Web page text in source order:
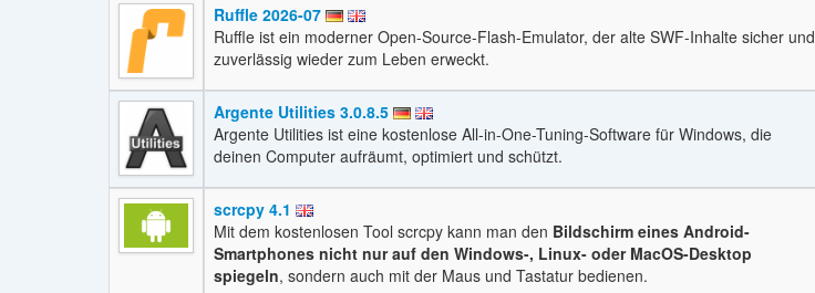
Ruffle 2026-07
Ruffle ist ein moderner Open-Source-Flash-Emulator, der alte SWF-Inhalte sicher und
zuverlässig wieder zum Leben erweckt.
Argente Utilities 3.0.8.5
Argente Utilities ist eine kostenlose All-in-One-Tuning-Software für Windows, die
deinen Computer aufräumt, optimiert und schützt.
scrcpy 4.1
Mit dem kostenlosen Tool scrcpy kann man den Bildschirm eines Android-
Smartphones nicht nur auf den Windows-, Linux- oder MacOS-Desktop
spiegeln, sondern auch mit der Maus und Tastatur bedienen.